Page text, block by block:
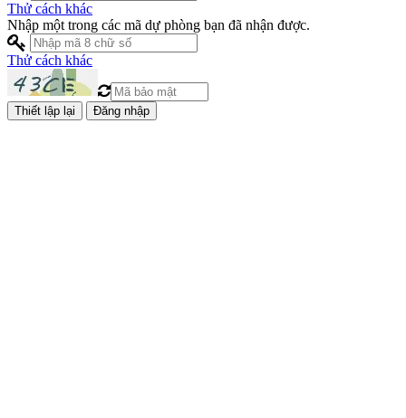
Thử cách khác
Nhập một trong các mã dự phòng bạn đã nhận được.
Thử cách khác
Đăng nhập